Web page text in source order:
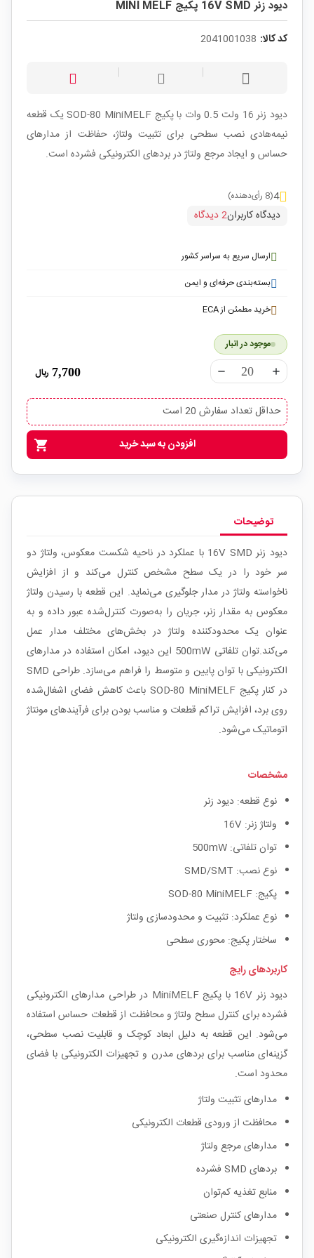
دیود زنر 16V SMD پکیج MINI MELF
کد کالا: 2041001038
دیود زنر 16 ولت 0.5 وات با پکیج SOD-80 MiniMELF یک قطعه
نیمه‌هادی نصب سطحی برای تثبیت ولتاژ، حفاظت از مدارهای
حساس و ایجاد مرجع ولتاژ در بردهای الکترونیکی فشرده است.
4(8 رأی‌دهنده)
دیدگاه کاربران2 دیدگاه
ارسال سریع به سراسر کشور
بسته‌بندی حرفه‌ای و ایمن
خرید مطمئن از ECA
موجود در انبار
remove add
7,700 ریال
حداقل تعداد سفارش 20 است
shopping_cart افزودن به سبد خرید
توضیحات
دیود زنر 16V SMD با عملکرد در ناحیه شکست معکوس، ولتاژ دو
سر خود را در یک سطح مشخص کنترل می‌کند و از افزایش
ناخواسته ولتاژ در مدار جلوگیری می‌نماید. این قطعه با رسیدن ولتاژ
معکوس به مقدار زنر، جریان را به‌صورت کنترل‌شده عبور داده و به
عنوان یک محدودکننده ولتاژ در بخش‌های مختلف مدار عمل
می‌کند.توان تلفاتی 500mW این دیود، امکان استفاده در مدارهای
الکترونیکی با توان پایین و متوسط را فراهم می‌سازد. طراحی SMD
در کنار پکیج SOD-80 MiniMELF باعث کاهش فضای اشغال‌شده
روی برد، افزایش تراکم قطعات و مناسب بودن برای فرآیندهای مونتاژ
اتوماتیک می‌شود.
مشخصات
نوع قطعه: دیود زنر
ولتاژ زنر: 16V
توان تلفاتی: 500mW
نوع نصب: SMD/SMT
پکیج: SOD-80 MiniMELF
نوع عملکرد: تثبیت و محدودسازی ولتاژ
ساختار پکیج: محوری سطحی
کاربردهای رایج
دیود زنر 16V با پکیج MiniMELF در طراحی مدارهای الکترونیکی
فشرده برای کنترل سطح ولتاژ و محافظت از قطعات حساس استفاده
می‌شود. این قطعه به دلیل ابعاد کوچک و قابلیت نصب سطحی،
گزینه‌ای مناسب برای بردهای مدرن و تجهیزات الکترونیکی با فضای
محدود است.
مدارهای تثبیت ولتاژ
محافظت از ورودی قطعات الکترونیکی
مدارهای مرجع ولتاژ
بردهای SMD فشرده
منابع تغذیه کم‌توان
مدارهای کنترل صنعتی
تجهیزات اندازه‌گیری الکترونیکی